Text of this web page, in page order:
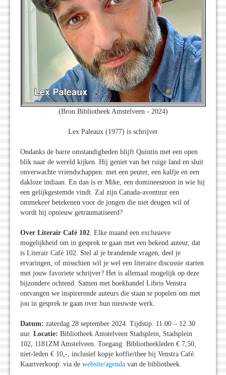
(Bron Bibliotheek Amstelveen - 2024)
Lex Paleaux (1977) is schrijver
Ondanks de barre omstandigheden blijft Quintin met een open
blik naar de wereld kijken. Hij geniet van het ruige land en sluit
onverwachte vriendschappen: met een peuter, een kalfje en een
dakloze indiaan. En dan is er Mike, een domineeszoon in wie hij
een gelijkgestemde vindt. Zal zijn Canada-avontuur een
ommekeer betekenen voor de jongen die niet deugen wil of
wordt hij opnieuw getraumatiseerd?
Over Literair Café 102. Elke maand een exclusieve
mogelijkheid om in gesprek te gaan met een bekend auteur, dat
is Literair Café 102. Stel al je brandende vragen, deel je
ervaringen, of misschien wil je wel een literaire discussie starten
met jouw favoriete schrijver? Het is allemaal mogelijk op deze
bijzondere ochtend. Samen met boekhandel Libris Venstra
ontvangen we inspirerende auteurs die staan te popelen om met
jou in gesprek te gaan over hun nieuwste werk.
Datum: zaterdag 28 september 2024. Tijdstip: 11.00 – 12.30
uur. Locatie: Bibliotheek Amstelveen Stadsplein, Stadsplein
102, 1181ZM Amstelveen. Toegang: Bibliotheekleden € 7,50,
niet-leden € 10,-, inclusief kopje koffie/thee bij Venstra Café.
Kaartverkoop: via de website/agenda van de bibliotheek.